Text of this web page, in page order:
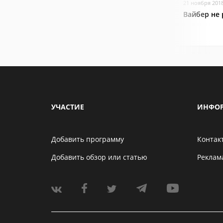
21 ноября
Вайбер не
УЧАСТИЕ
Добавить программу
Добавить обзор или статью